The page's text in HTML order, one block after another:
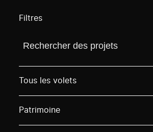
Filtres
Trouvez un projetVous devez
Tous les volets
Patrimoine